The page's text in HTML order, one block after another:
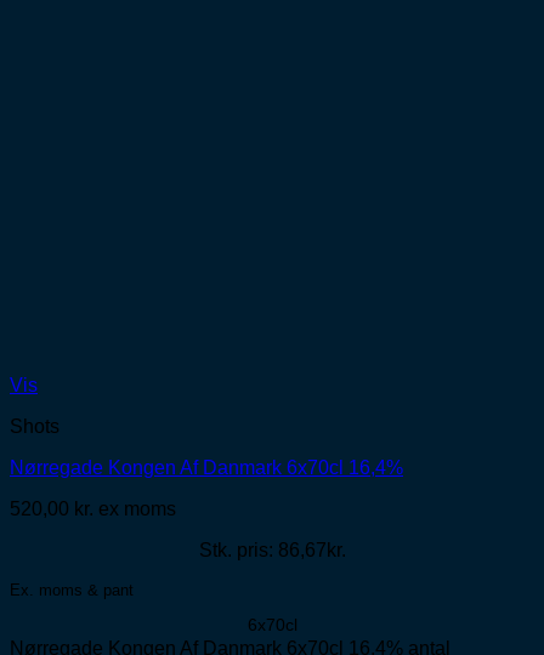
Vis
Shots
Nørregade Kongen Af Danmark 6x70cl 16,4%
520,00 kr. ex moms
Stk. pris: 86,67kr.
Ex. moms & pant
6x70cl
Nørregade Kongen Af Danmark 6x70cl 16,4% antal